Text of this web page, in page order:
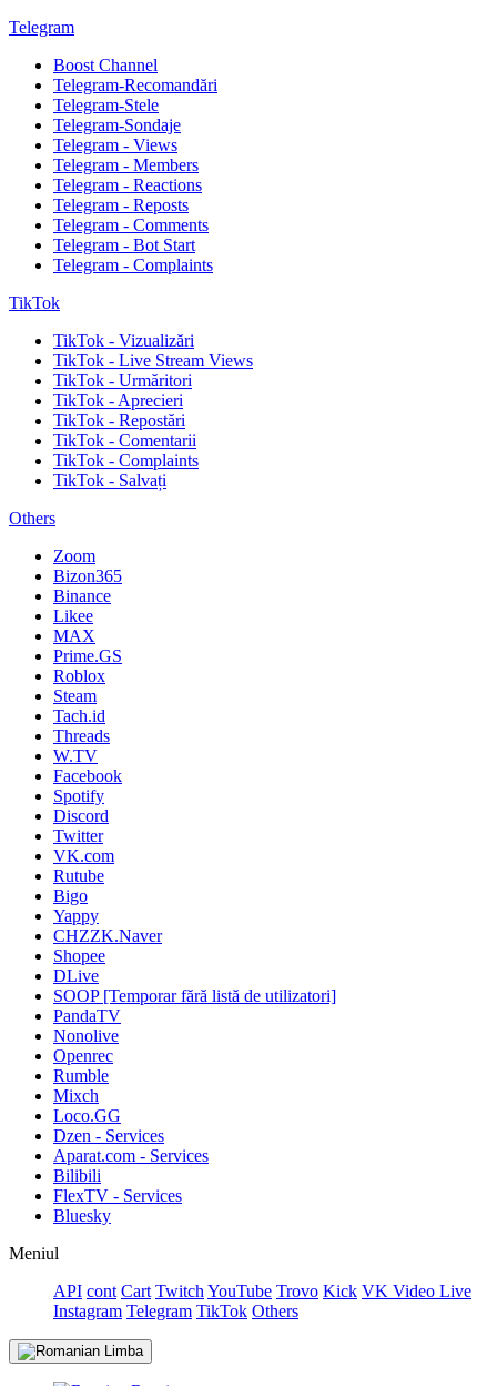
Telegram
Boost Channel
Telegram-Recomandări
Telegram-Stele
Telegram-Sondaje
Telegram - Views
Telegram - Members
Telegram - Reactions
Telegram - Reposts
Telegram - Comments
Telegram - Bot Start
Telegram - Complaints
TikTok
TikTok - Vizualizări
TikTok - Live Stream Views
TikTok - Urmăritori
TikTok - Aprecieri
TikTok - Repostări
TikTok - Comentarii
TikTok - Complaints
TikTok - Salvați
Others
Zoom
Bizon365
Binance
Likee
MAX
Prime.GS
Roblox
Steam
Tach.id
Threads
W.TV
Facebook
Spotify
Discord
Twitter
VK.com
Rutube
Bigo
Yappy
CHZZK.Naver
Shopee
DLive
SOOP [Temporar fără listă de utilizatori]
PandaTV
Nonolive
Openrec
Rumble
Mixch
Loco.GG
Dzen - Services
Aparat.com - Services
Bilibili
FlexTV - Services
Bluesky
Meniul
API cont Cart Twitch YouTube Trovo Kick VK Video Live
Instagram Telegram TikTok Others
Limba